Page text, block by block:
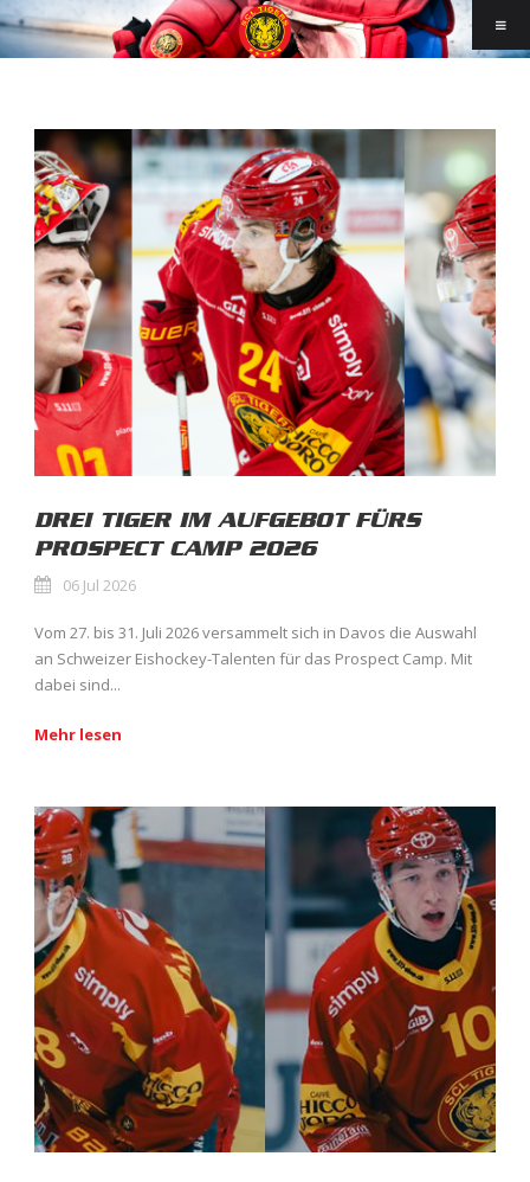
DREI TIGER IM AUFGEBOT FÜRS
PROSPECT CAMP 2026
06 Jul 2026
Vom 27. bis 31. Juli 2026 versammelt sich in Davos die Auswahl
an Schweizer Eishockey-Talenten für das Prospect Camp. Mit
dabei sind...
Mehr lesen